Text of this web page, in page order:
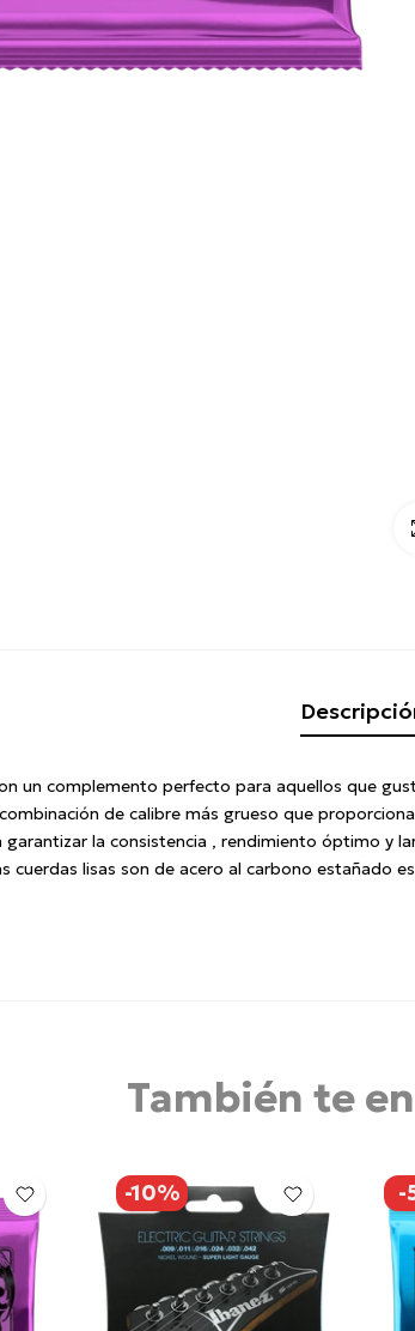
un complemento perfecto para aquellos que
de calibre más grueso que
la consistencia , rendimiento óptimo y
cuerdas lisas son de acero al carbono
También te
-10% -